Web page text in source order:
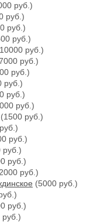
руб.)
руб.)
руб.)
руб.)
руб.)
руб.)
руб.)
руб.)
руб.)
руб.)
(1500 руб.)
руб.)
руб.)
руб.)
руб.)
(5000 руб.)
руб.)
руб.)